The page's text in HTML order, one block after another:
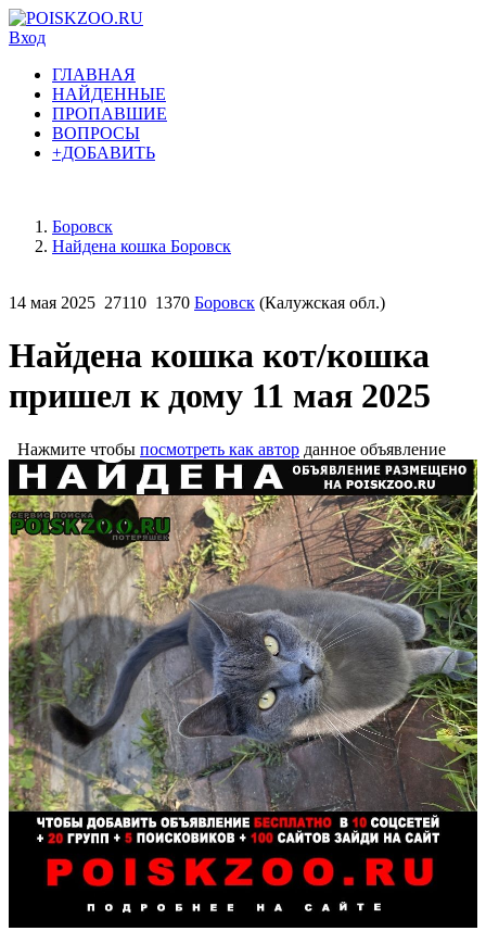
Вход
ГЛАВНАЯ
НАЙДЕННЫЕ
ПРОПАВШИЕ
ВОПРОСЫ
+ДОБАВИТЬ
Боровск
Найдена кошка Боровск
14 мая 2025 27110 1370 Боровск (Калужская обл.)
Найдена кошка кот/кошка
пришел к дому 11 мая 2025
Нажмите чтобы посмотреть как автор данное объявление